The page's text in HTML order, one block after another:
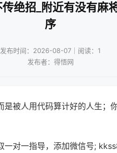
绝招_附近有没有麻
序
发布时间：2026-08-07｜阅读：1
发布者：得悟网
被人用代码算计好的人生；
对一指导，添加微信号;